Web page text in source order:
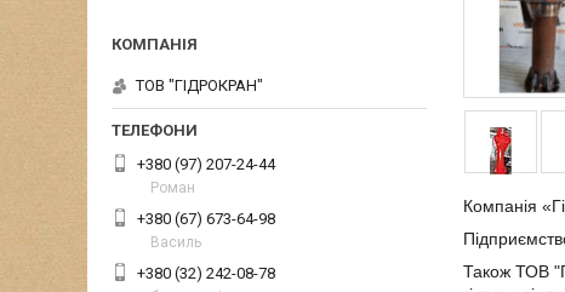
Компанія
Також ТОВ
ТОВ "ГІДРОКРАН"
+380 (97) 207-24-44
Роман
+380 (67) 673-64-98
Василь
+380 (32) 242-08-78